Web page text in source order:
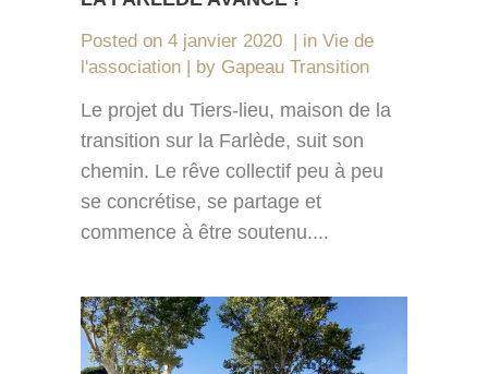
Posted on 4 janvier 2020 in Vie de
l'association
by Gapeau Transition
Le projet du Tiers-lieu, maison de la
transition sur la Farlède, suit son
chemin. Le rêve collectif peu à peu
se concrétise, se partage et
commence à être soutenu....